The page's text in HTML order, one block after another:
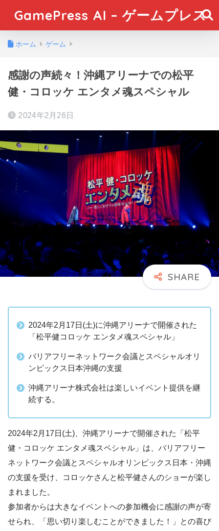
GamePress AI – ゲームプレス
ホーム ゲーム
感謝の声続々！沖縄アリーナでの松平
健・コロッケ エンタメ魂スペシャル
2024年2月26日
2024年2月17日(土)に沖縄アリーナで開催された
「松平健コロッケ エンタメ魂スペシャル」
バリアフリーネットワーク会議とスペシャルオリ
ンピックス日本沖縄の支援
沖縄アリーナ株式会社は楽しいイベント提供を継
続する。
2024年2月17日(土)、沖縄アリーナで開催された「松平
健・コロッケ エンタメ魂スペシャル」は、バリアフリー
ネットワーク会議とスペシャルオリンピックス日本・沖縄
の支援を受け、コロッケさんと松平健さんのショーが楽し
まれました。
参加者からは大きなイベントへの参加機会に感謝の声が寄
せられ、「思い切り楽しむことができました！」との喜び